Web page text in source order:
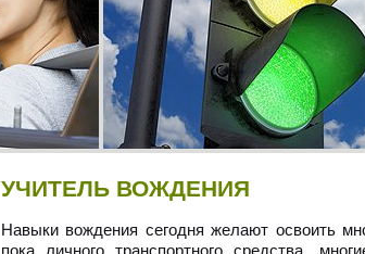
УЧИТЕЛЬ ВОЖДЕНИЯ
Навыки вождения сегодня желают освоить
пока личного транспортного средства,